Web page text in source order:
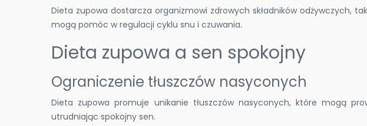
Dieta zupowa dostarcza organizmowi zdrowych składników odżywczych,
mogą pomóc w regulacji cyklu snu i czuwania.
Dieta zupowa a sen spokojny
Ograniczenie tłuszczów nasyconych
Dieta zupowa promuje unikanie tłuszczów nasyconych, które mogą
utrudniając spokojny sen.